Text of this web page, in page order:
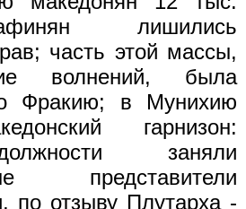
лишились
часть этой массы,
волнений, была
Фракию; в Мунихию
гарнизон:
заня­ли
представители
по отзыву Плутар­ха -